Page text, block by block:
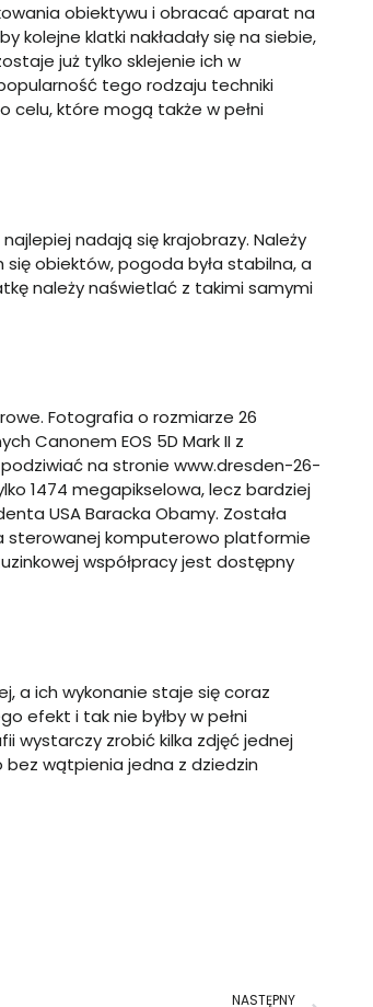
obiektywu i obracać aparat na
kolejne klatki nakładały się na siebie,
już tylko sklejenie ich w
tego rodzaju techniki
celu, które mogą także w pełni
nadają się krajobrazy. Należy
obiektów, pogoda była stabilna, a
należy naświetlać z takimi samymi
Fotografia o rozmiarze 26
Canonem EOS 5D Mark II z
na stronie www.dresden-26-
1474 megapikselowa, lecz bardziej
USA Baracka Obamy. Została
sterowanej komputerowo platformie
współpracy jest dostępny
a ich wykonanie staje się coraz
efekt i tak nie byłby w pełni
wystarczy zrobić kilka zdjęć jednej
wątpienia jedna z dziedzin
NASTĘPNY